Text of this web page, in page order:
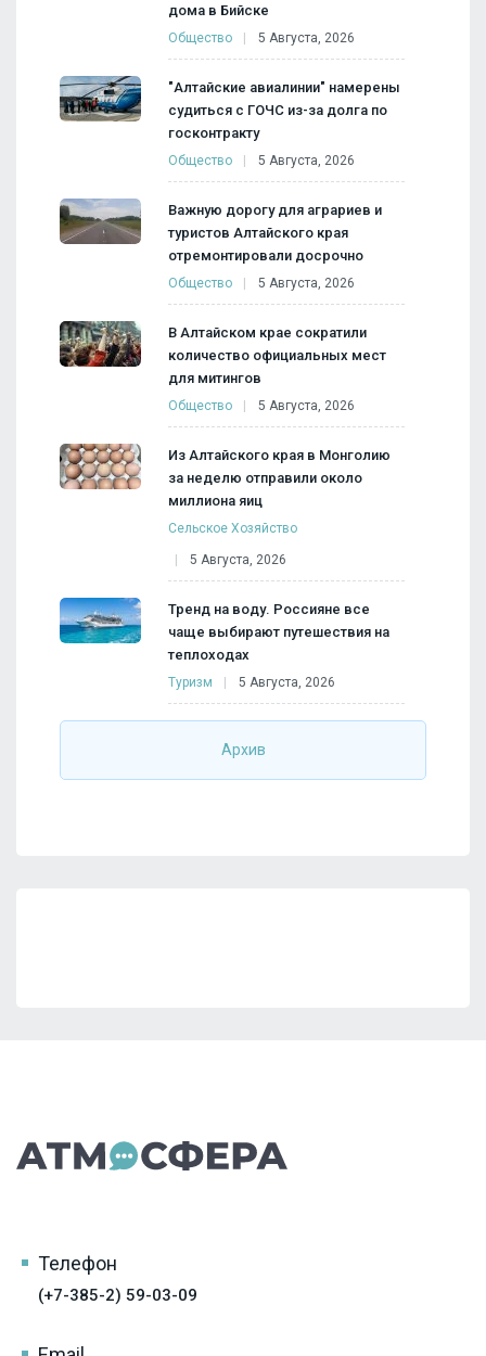
дома в Бийске
Общество 5 Августа, 2026
"Алтайские авиалинии" намерены
судиться с ГОЧС из-за долга по
госконтракту
Общество 5 Августа, 2026
Важную дорогу для аграриев и
туристов Алтайского края
отремонтировали досрочно
Общество 5 Августа, 2026
В Алтайском крае сократили
количество официальных мест
для митингов
Общество 5 Августа, 2026
Из Алтайского края в Монголию
за неделю отправили около
миллиона яиц
Сельское Хозяйство
5 Августа, 2026
Тренд на воду. Россияне все
чаще выбирают путешествия на
теплоходах
Туризм 5 Августа, 2026
Архив
Телефон
(+7-385-2) 59-03-09